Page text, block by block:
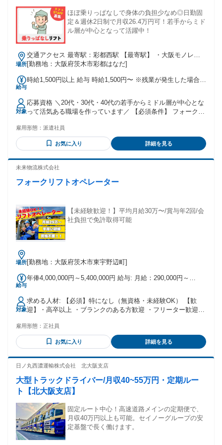
ほぼ乗りっぱなしで身体の負担少なめ◎日勤固
定＆週休2日制で月収26.4万円可！若手からミド
ル層が中心となって活躍中！
場所
交通アクセス 最寄駅：彩都西駅 【最寄駅】 ・大阪モノレー
ル彩都線「彩都西駅」よりバイク・自転車で約5～10分 ✅️各線
要エリアからもアクセス良好！ バイクや自転車での通勤者が
も相談可能）
[勤務地：大阪府茨木市彩都はなだ]
給与
時給1,500円以上 給与 時給1,500円〜 ※残業が発生した場合
ト（会社都合による急な休み調整）はありません。
対象
応募資格 ＼20代・30代・40代の若手からミドル層が中心とな
って活気ある職場を作っています／ 【必須条件】 フォークリ
歴・職歴不問！ ■実務未経験・ブランクがある方も歓迎！ ＜
こんな方にピッタリのお仕事です！＞ ・免許を活かして、日
勤のみでしっかり稼ぎたい方（月収26万円以上可能） ・自分
パードライバーからスタートしたい方、久しぶりの社会復帰
雇用形態： 派遣社員
お気に入り 詳細を見る
未来物流株式会社
フォークリフトオペレーター
【未経験歓迎！】平均月給30万〜/賞与年2回/会
社負担で免許取得可能
場所[勤務地：大阪府茨木市東宇野辺町]
給与
年俸4,000,000円～5,400,000円 給与: 月給：290,000円～
入社でも平均月収として30万円以上が可能 【想定年収】 400
万〜540万円 全体平均年収：470万円〜 【手当一覧】 家族手
当 通勤手当 夜勤手当 休日出勤手当が別途支給されます。 ※
みなしではなく実残業代をお支払いします。 ※残業なしの働
対象
求める人材: 【必須】特になし（無資格・未経験OK） 【歓
迎】・高卒以上 ・ブランクのある方歓迎 ・フリーター歓迎
フォークリフト免許取得者の方大歓迎！ 「免許はあるけど実
務経験がない」 「倉庫作業は初めて」 という方も大歓迎で
す！ 丁寧に指導します。
雇用形態： 正社員
お気に入り 詳細を見る
日ノ丸西濃運輸株式会社 北大阪支店
大型トラックドライバー/月収40~55万円・定期ルー
ト【北大阪支店】
固定ルート中心！高速道路メインの定期便で、
月収40万円以上も可能。セイノーグループの安
定基盤で長く働けます。